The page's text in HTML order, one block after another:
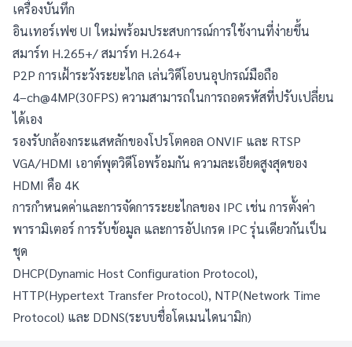
เครื่องบันทึก
อินเทอร์เฟซ UI ใหม่พร้อมประสบการณ์การใช้งานที่ง่ายขึ้น
สมาร์ท H.265+/ สมาร์ท H.264+
P2P การเฝ้าระวังระยะไกล เล่นวิดีโอบนอุปกรณ์มือถือ
4–ch@4MP(30FPS) ความสามารถในการถอดรหัสที่ปรับเปลี่ยน
ได้เอง
รองรับกล้องกระแสหลักของโปรโตคอล ONVIF และ RTSP
VGA/HDMI เอาต์พุตวิดีโอพร้อมกัน ความละเอียดสูงสุดของ
HDMI คือ 4K
การกำหนดค่าและการจัดการระยะไกลของ IPC เช่น การตั้งค่า
พารามิเตอร์ การรับข้อมูล และการอัปเกรด IPC รุ่นเดียวกันเป็น
ชุด
DHCP(Dynamic Host Configuration Protocol),
HTTP(Hypertext Transfer Protocol), NTP(Network Time
Protocol) และ DDNS(ระบบชื่อโดเมนไดนามิก)